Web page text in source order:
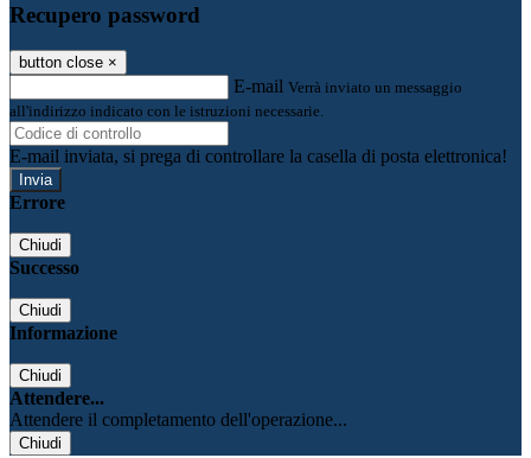
Recupero password
button close ×
E-mail Verrà inviato un messaggio
all'indirizzo indicato con le istruzioni necessarie.
E-mail inviata, si prega di controllare la casella di posta elettronica!
Errore
Chiudi
Successo
Chiudi
Informazione
Chiudi
Attendere...
Attendere il completamento dell'operazione...
Chiudi